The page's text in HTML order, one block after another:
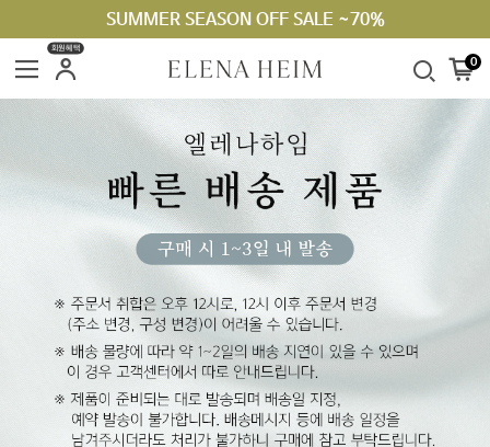
SUMMER SEASON OFF SALE ~70%
라지킹 구매 안내
회원혜택
0